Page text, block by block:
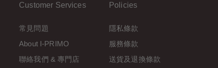
Customer Services
常見問題
About I-PRIMO
聯絡我們 & 專門店
Policies
隱私條款
服務條款
送貨及退換條款